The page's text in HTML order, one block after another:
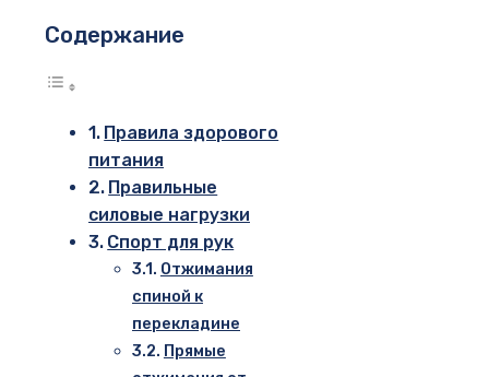
Содержание
Правила здорового
питания
Правильные
силовые нагрузки
Спорт для рук
Отжимания
спиной к
перекладине
Прямые